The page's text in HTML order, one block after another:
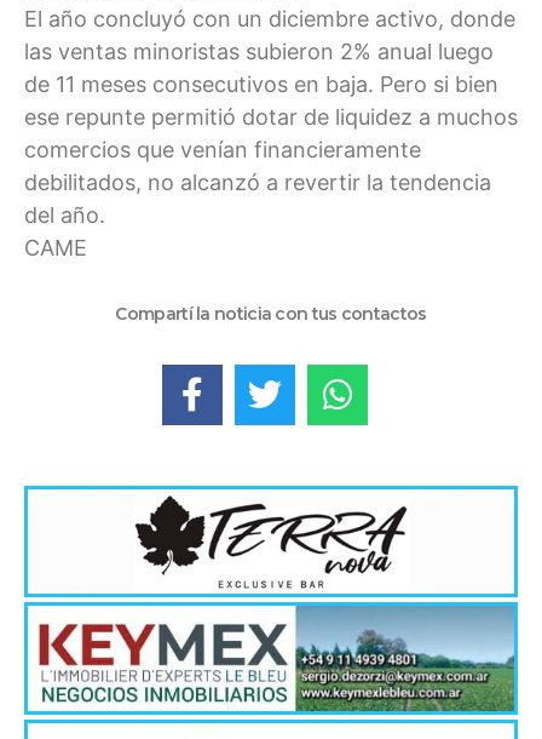
El año concluyó con un diciembre activo, donde
las ventas minoristas subieron 2% anual luego
de 11 meses consecutivos en baja. Pero si bien
ese repunte permitió dotar de liquidez a muchos
comercios que venían financieramente
debilitados, no alcanzó a revertir la tendencia
del año.
CAME
Compartí la noticia con tus contactos